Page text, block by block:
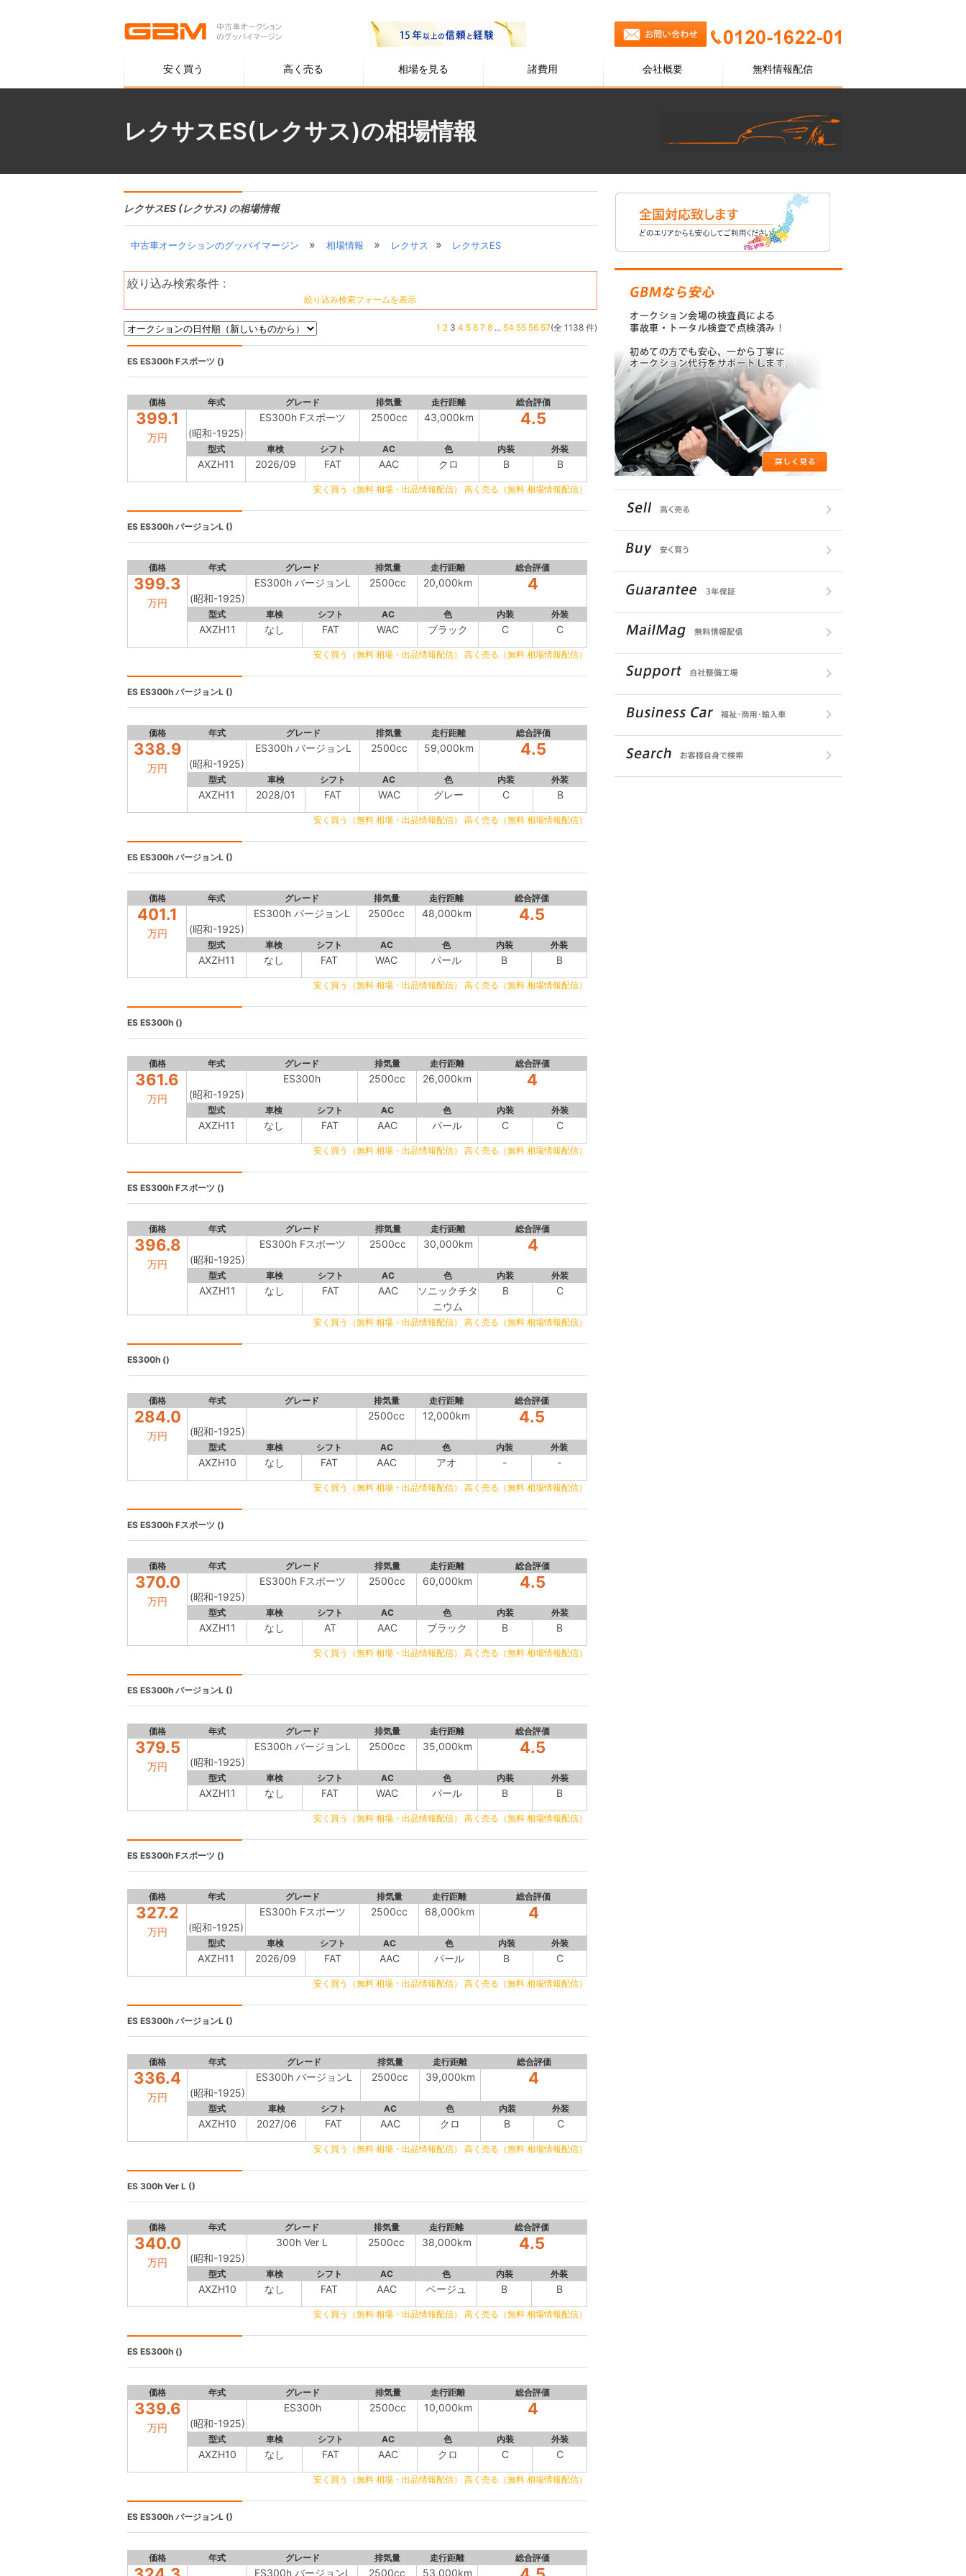
安く買う 高く売る 相場を見る 諸費用 会社概要 無料情報配信
レクサスES(レクサス)の相場情報
レクサスES (レクサス) の相場情報
中古車オークションのグッバイマージン » 相場情報 » レクサス » レクサスES
絞り込み検索条件 :
絞り込み検索フォームを表示
1 23 4 5 6 7 8... 54 55 56 57(全 1138 件)
ES ES300h Fスポーツ ()
価格 年式 グレード 排気量 走行距離 総合評価
399.1
万円 (昭和-1925)
ES300h Fスポーツ 2500cc 43,000km 4.5
型式 車検 シフト AC 色 内装 外装
AXZH11 2026/09 FAT AAC クロ B B
安く買う（無料 相場・出品情報配信） 高く売る（無料 相場情報配信）
ES ES300h バージョンL ()
価格 年式 グレード 排気量 走行距離 総合評価
399.3
万円 (昭和-1925)
ES300h バージョンL 2500cc 20,000km 4
型式 車検 シフト AC 色 内装 外装
AXZH11 なし FAT WAC ブラック C C
安く買う（無料 相場・出品情報配信） 高く売る（無料 相場情報配信）
ES ES300h バージョンL ()
価格 年式 グレード 排気量 走行距離 総合評価
338.9
万円 (昭和-1925)
ES300h バージョンL 2500cc 59,000km 4.5
型式 車検 シフト AC 色 内装 外装
AXZH11 2028/01 FAT WAC グレー C B
安く買う（無料 相場・出品情報配信） 高く売る（無料 相場情報配信）
ES ES300h バージョンL ()
価格 年式 グレード 排気量 走行距離 総合評価
401.1
万円 (昭和-1925)
ES300h バージョンL 2500cc 48,000km 4.5
型式 車検 シフト AC 色 内装 外装
AXZH11 なし FAT WAC パール B B
安く買う（無料 相場・出品情報配信） 高く売る（無料 相場情報配信）
ES ES300h ()
価格 年式 グレード 排気量 走行距離 総合評価
361.6
万円 (昭和-1925)
ES300h 2500cc 26,000km 4
型式 車検 シフト AC 色 内装 外装
AXZH11 なし FAT AAC パール C C
安く買う（無料 相場・出品情報配信） 高く売る（無料 相場情報配信）
ES ES300h Fスポーツ ()
価格 年式 グレード 排気量 走行距離 総合評価
396.8
万円 (昭和-1925)
ES300h Fスポーツ 2500cc 30,000km 4
型式 車検 シフト AC 色 内装 外装
AXZH11 なし FAT AAC
ソニックチタ
ニウム
B C
安く買う（無料 相場・出品情報配信） 高く売る（無料 相場情報配信）
ES300h ()
価格 年式 グレード 排気量 走行距離 総合評価
284.0
万円 (昭和-1925)
2500cc 12,000km 4.5
型式 車検 シフト AC 色 内装 外装
AXZH10 なし FAT AAC アオ - -
安く買う（無料 相場・出品情報配信） 高く売る（無料 相場情報配信）
ES ES300h Fスポーツ ()
価格 年式 グレード 排気量 走行距離 総合評価
370.0
万円 (昭和-1925)
ES300h Fスポーツ 2500cc 60,000km 4.5
型式 車検 シフト AC 色 内装 外装
AXZH11 なし AT AAC ブラック B B
安く買う（無料 相場・出品情報配信） 高く売る（無料 相場情報配信）
ES ES300h バージョンL ()
価格 年式 グレード 排気量 走行距離 総合評価
379.5
万円 (昭和-1925)
ES300h バージョンL 2500cc 35,000km 4.5
型式 車検 シフト AC 色 内装 外装
AXZH11 なし FAT WAC パール B B
安く買う（無料 相場・出品情報配信） 高く売る（無料 相場情報配信）
ES ES300h Fスポーツ ()
価格 年式 グレード 排気量 走行距離 総合評価
327.2
万円 (昭和-1925)
ES300h Fスポーツ 2500cc 68,000km 4
型式 車検 シフト AC 色 内装 外装
AXZH11 2026/09 FAT AAC パール B C
安く買う（無料 相場・出品情報配信） 高く売る（無料 相場情報配信）
ES ES300h バージョンL ()
価格 年式 グレード 排気量 走行距離 総合評価
336.4
万円 (昭和-1925)
ES300h バージョンL 2500cc 39,000km 4
型式 車検 シフト AC 色 内装 外装
AXZH10 2027/06 FAT AAC クロ B C
安く買う（無料 相場・出品情報配信） 高く売る（無料 相場情報配信）
ES 300h Ver L ()
価格 年式 グレード 排気量 走行距離 総合評価
340.0
万円 (昭和-1925)
300h Ver L 2500cc 38,000km 4.5
型式 車検 シフト AC 色 内装 外装
AXZH10 なし FAT AAC ベージュ B B
安く買う（無料 相場・出品情報配信） 高く売る（無料 相場情報配信）
ES ES300h ()
価格 年式 グレード 排気量 走行距離 総合評価
339.6
万円 (昭和-1925)
ES300h 2500cc 10,000km 4
型式 車検 シフト AC 色 内装 外装
AXZH10 なし FAT AAC クロ C C
安く買う（無料 相場・出品情報配信） 高く売る（無料 相場情報配信）
ES ES300h バージョンL ()
価格 年式 グレード 排気量 走行距離 総合評価
ES300h バージョンL 2500cc 53,000km